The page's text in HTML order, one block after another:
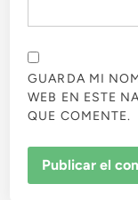
GUARDA MI
WEB EN ESTE
QUE COMENTE.